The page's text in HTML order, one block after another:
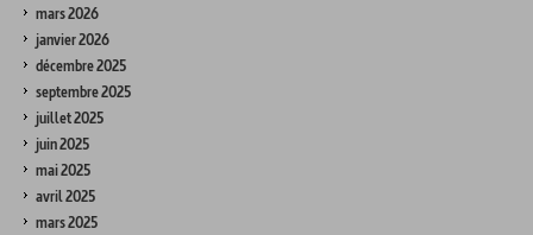
mars 2026
janvier 2026
décembre 2025
septembre 2025
juillet 2025
juin 2025
mai 2025
avril 2025
mars 2025